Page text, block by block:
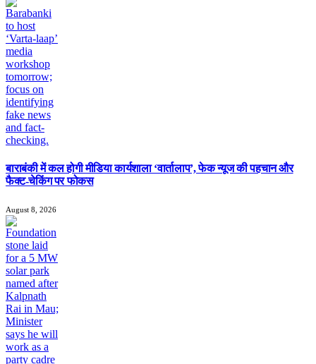
बाराबंकी में कल होगी मीडिया कार्यशाला ‘वार्तालाप’, फेक न्यूज की पहचान और
फैक्ट-चेकिंग पर फोकस
August 8, 2026